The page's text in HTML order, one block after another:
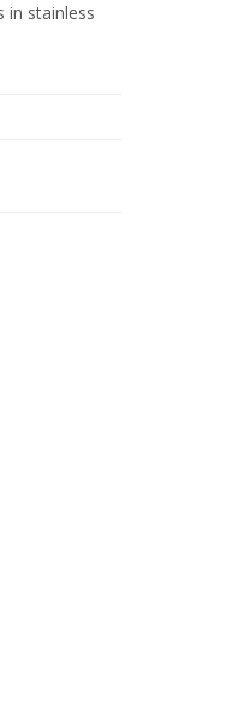
in stainless